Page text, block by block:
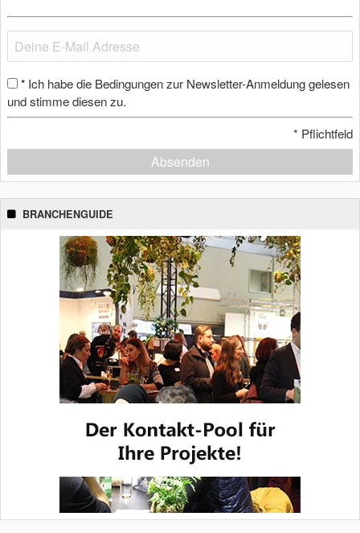
* Ich habe die Bedingungen zur Newsletter-Anmeldung gelesen
und stimme diesen zu.
* Pflichtfeld
Absenden
BRANCHENGUIDE